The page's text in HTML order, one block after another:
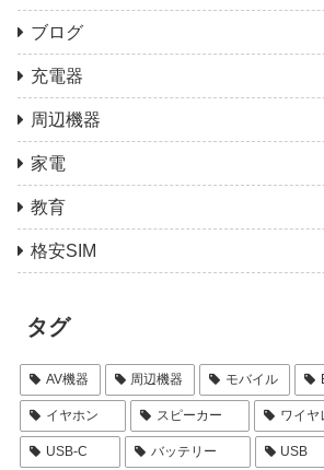
ブログ
充電器
周辺機器
家電
教育
格安SIM
タグ
AV機器 周辺機器 モバイル
イヤホン スピーカー ワイヤ
USB-C バッテリー USB